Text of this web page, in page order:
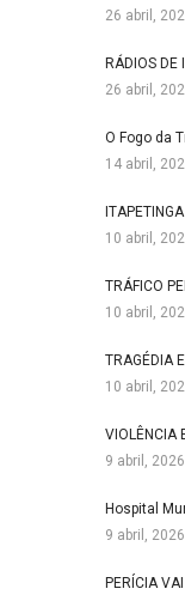
26 abril,
RÁDIOS DE
26 abril,
O Fogo da
14 abril,
10 abril,
TRÁFICO
10 abril,
TRAGÉDIA
10 abril,
VIOLÊNCIA
9 abril, 2026
Hospital
9 abril, 2026
PERÍCIA